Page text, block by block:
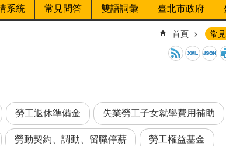
系統 常見問答 雙語詞彙 臺北市政府
首頁 常
勞工退休準備金 失業勞工子女就學費用補助
勞動契約、調動、留職停薪 勞工權益基金